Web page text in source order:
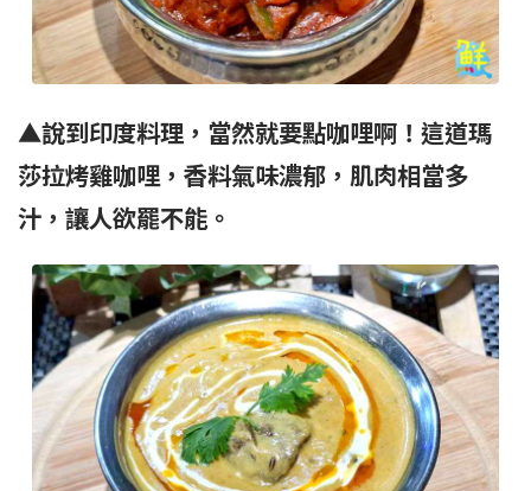
▲說到印度料理，當然就要點咖哩啊！這道瑪
莎拉烤雞咖哩，香料氣味濃郁，肌肉相當多
汁，讓人欲罷不能。